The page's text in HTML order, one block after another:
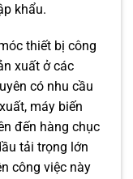
khẩu.
thiết bị công
xuất ở các
có nhu cầu
máy biến
đến hàng chục
tải trọng lớn
công việc này